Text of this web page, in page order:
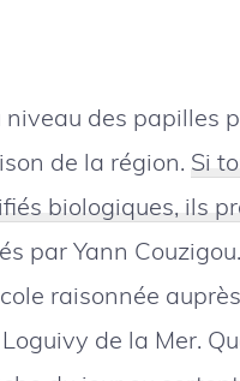
des papilles
de la région. Si
biologiques, ils
par Yann
raisonnée
de la Mer.